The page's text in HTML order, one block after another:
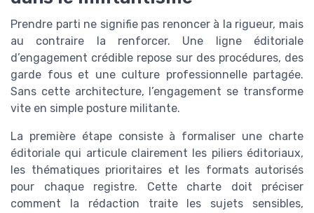
Prendre parti ne signifie pas renoncer à la rigueur, mais
au contraire la renforcer. Une ligne éditoriale
d’engagement crédible repose sur des procédures, des
garde fous et une culture professionnelle partagée.
Sans cette architecture, l’engagement se transforme
vite en simple posture militante.
La première étape consiste à formaliser une charte
éditoriale qui articule clairement les piliers éditoriaux,
les thématiques prioritaires et les formats autorisés
pour chaque registre. Cette charte doit préciser
comment la rédaction traite les sujets sensibles,